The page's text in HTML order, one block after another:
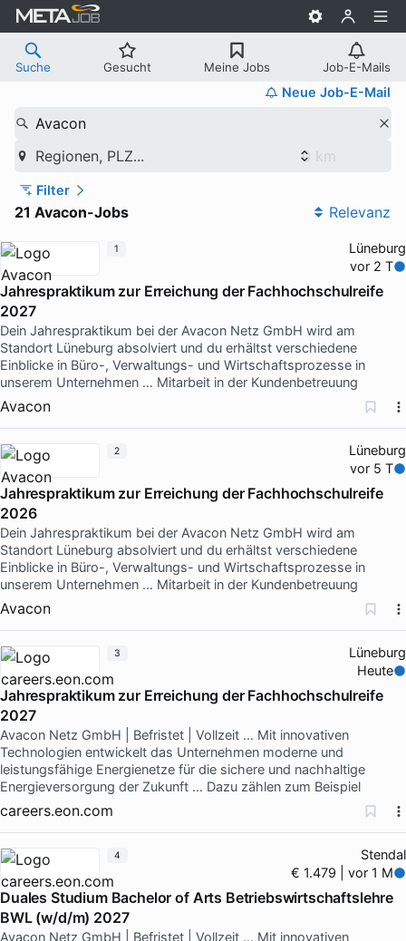
Suche Gesucht Meine Jobs Job-E-Mails
Neue Job-E-Mail
Avacon
Regionen, PLZ...
Filter
21 Avacon-Jobs Relevanz
Lüneburg
vor 2 T
Jahrespraktikum zur Erreichung der Fachhochschulreife
2027
Dein Jahrespraktikum bei der Avacon Netz GmbH wird am
Standort Lüneburg absolviert und du erhältst verschiedene
Einblicke in Büro-, Verwaltungs- und Wirtschaftsprozesse in
unserem Unternehmen … Mitarbeit in der Kundenbetreuung
Avacon
1
Lüneburg
vor 5 T
Jahrespraktikum zur Erreichung der Fachhochschulreife
2026
Dein Jahrespraktikum bei der Avacon Netz GmbH wird am
Standort Lüneburg absolviert und du erhältst verschiedene
Einblicke in Büro-, Verwaltungs- und Wirtschaftsprozesse in
unserem Unternehmen … Mitarbeit in der Kundenbetreuung
Avacon
2
Lüneburg
Heute
Jahrespraktikum zur Erreichung der Fachhochschulreife
2027
Avacon Netz GmbH | Befristet | Vollzeit … Mit innovativen
Technologien entwickelt das Unternehmen moderne und
leistungsfähige Energienetze für die sichere und nachhaltige
Energieversorgung der Zukunft … Dazu zählen zum Beispiel
careers.eon.com
3
Stendal
€ 1.479 | vor 1 M
Duales Studium Bachelor of Arts Betriebswirtschaftslehre
BWL (w/d/m) 2027
Avacon Netz GmbH | Befristet | Vollzeit … Mit innovativen
4